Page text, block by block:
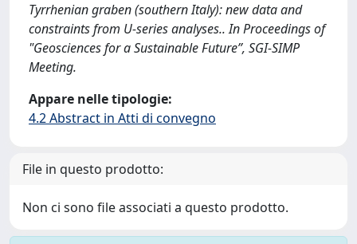
Tyrrhenian graben (southern Italy): new data and
constraints from U-series analyses.. In Proceedings of
"Geosciences for a Sustainable Future”, SGI-SIMP
Meeting.
Appare nelle tipologie:
4.2 Abstract in Atti di convegno
File in questo prodotto:
Non ci sono file associati a questo prodotto.